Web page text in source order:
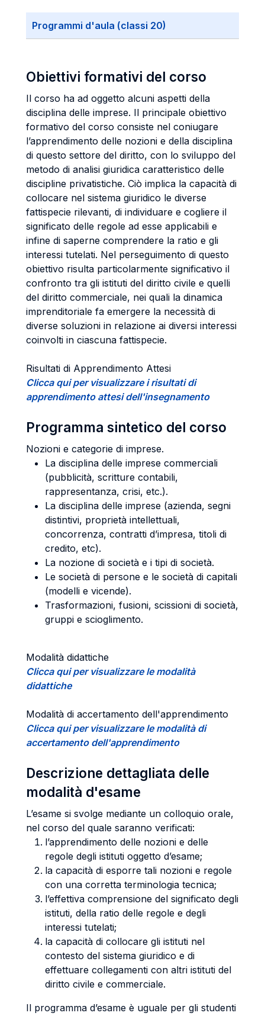
Programmi d'aula (classi 20)
Obiettivi formativi del corso
Il corso ha ad oggetto alcuni aspetti della
disciplina delle imprese. Il principale obiettivo
formativo del corso consiste nel coniugare
l’apprendimento delle nozioni e della disciplina
di questo settore del diritto, con lo sviluppo del
metodo di analisi giuridica caratteristico delle
discipline privatistiche. Ciò implica la capacità di
collocare nel sistema giuridico le diverse
fattispecie rilevanti, di individuare e cogliere il
significato delle regole ad esse applicabili e
infine di saperne comprendere la ratio e gli
interessi tutelati. Nel perseguimento di questo
obiettivo risulta particolarmente significativo il
confronto tra gli istituti del diritto civile e quelli
del diritto commerciale, nei quali la dinamica
imprenditoriale fa emergere la necessità di
diverse soluzioni in relazione ai diversi interessi
coinvolti in ciascuna fattispecie.
Risultati di Apprendimento Attesi
Clicca qui per visualizzare i risultati di
apprendimento attesi dell'insegnamento
Programma sintetico del corso
Nozioni e categorie di imprese.
La disciplina delle imprese commerciali
(pubblicità, scritture contabili,
rappresentanza, crisi, etc.).
La disciplina delle imprese (azienda, segni
distintivi, proprietà intellettuali,
concorrenza, contratti d’impresa, titoli di
credito, etc).
La nozione di società e i tipi di società.
Le società di persone e le società di capitali
(modelli e vicende).
Trasformazioni, fusioni, scissioni di società,
gruppi e scioglimento.
Modalità didattiche
Clicca qui per visualizzare le modalità
didattiche
Modalità di accertamento dell'apprendimento
Clicca qui per visualizzare le modalità di
accertamento dell'apprendimento
Descrizione dettagliata delle
modalità d'esame
L’esame si svolge mediante un colloquio orale,
nel corso del quale saranno verificati:
l’apprendimento delle nozioni e delle
regole degli istituti oggetto d’esame;
la capacità di esporre tali nozioni e regole
con una corretta terminologia tecnica;
l’effettiva comprensione del significato degli
istituti, della ratio delle regole e degli
interessi tutelati;
la capacità di collocare gli istituti nel
contesto del sistema giuridico e di
effettuare collegamenti con altri istituti del
diritto civile e commerciale.
Il programma d’esame è uguale per gli studenti